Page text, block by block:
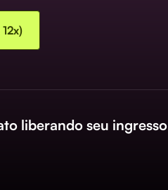
liberando seu ingresso